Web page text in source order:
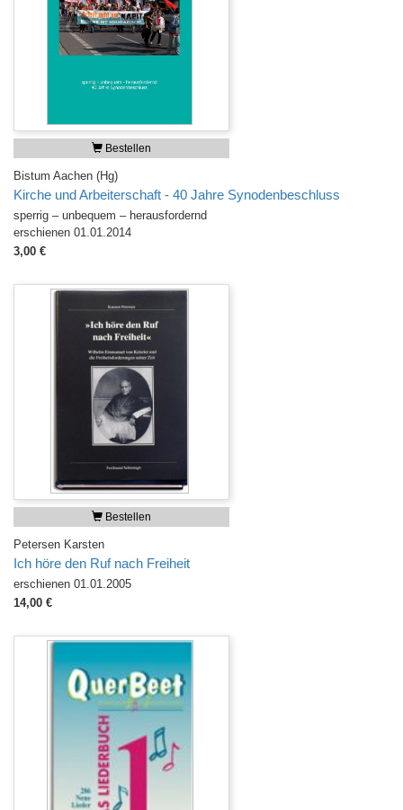
Bestellen
Bistum Aachen (Hg)
Kirche und Arbeiterschaft - 40 Jahre Synodenbeschluss
sperrig – unbequem – herausfordernd
erschienen 01.01.2014
3,00 €
Bestellen
Petersen Karsten
Ich höre den Ruf nach Freiheit
erschienen 01.01.2005
14,00 €